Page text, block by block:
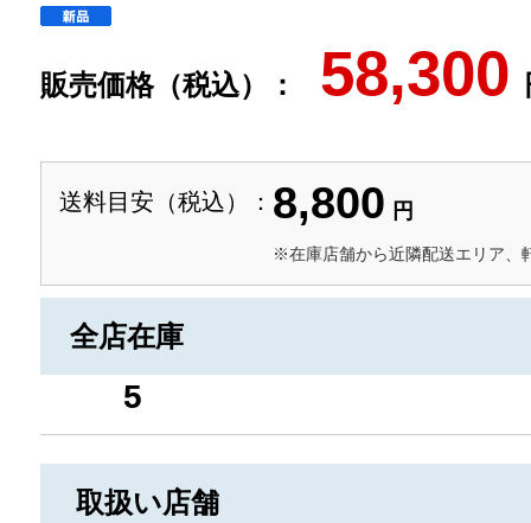
販売価格（税込）： 58,300
送料目安（税込）： 8,800 円
※在庫店舗から近隣配送エリア、
全店在庫
5
取扱い店舗